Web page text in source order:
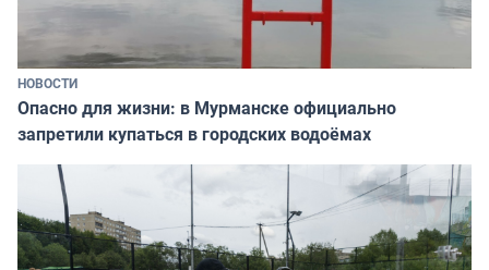
НОВОСТИ
Опасно для жизни: в Мурманске официально
запретили купаться в городских водоёмах